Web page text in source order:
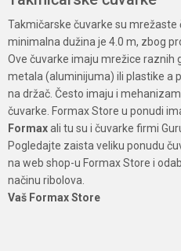
Takmičarske čuvarke su mrežaste
minimalna dužina je 4.0 m, zbog
Ove čuvarke imaju mrežice raznih
metala (aluminijuma) ili plastike a
na držač. Često imaju i
čuvarke. Formax Store u ponudi
Formaxali tu su i čuvarke firmi
Pogledajte zaista veliku ponudu
na web shop-u Formax Store i
načinu ribolova.
Vaš Formax Store